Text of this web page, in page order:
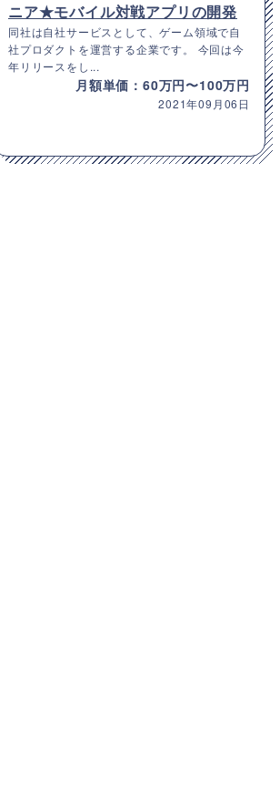
ニア★モバイル対戦アプリの開発
同社は自社サービスとして、ゲーム領域で自
社プロダクトを運営する企業です。 今回は今
年リリースをし...
月額単価：60万円〜100万円
2021年09月06日